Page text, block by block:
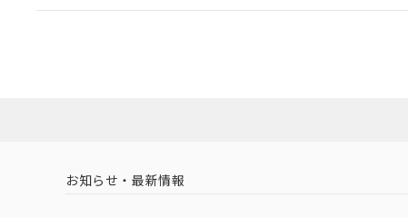
EU RoHS 注意事項・凡例
中国 RoHS 注意事項・凡例
お知らせ・最新情報